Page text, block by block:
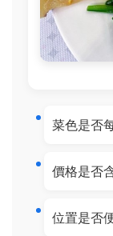
菜色是否
價格是否
位置是否